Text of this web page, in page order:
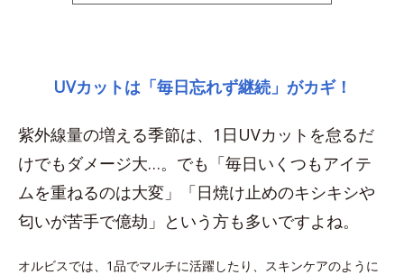
UVカットは「毎日忘れず継続」がカギ！
紫外線量の増える季節は、1日UVカットを怠るだ
けでもダメージ大…。でも「毎日いくつもアイテ
ムを重ねるのは大変」「日焼け止めのキシキシや
匂いが苦手で億劫」という方も多いですよね。
オルビスでは、1品でマルチに活躍したり、スキンケアのように